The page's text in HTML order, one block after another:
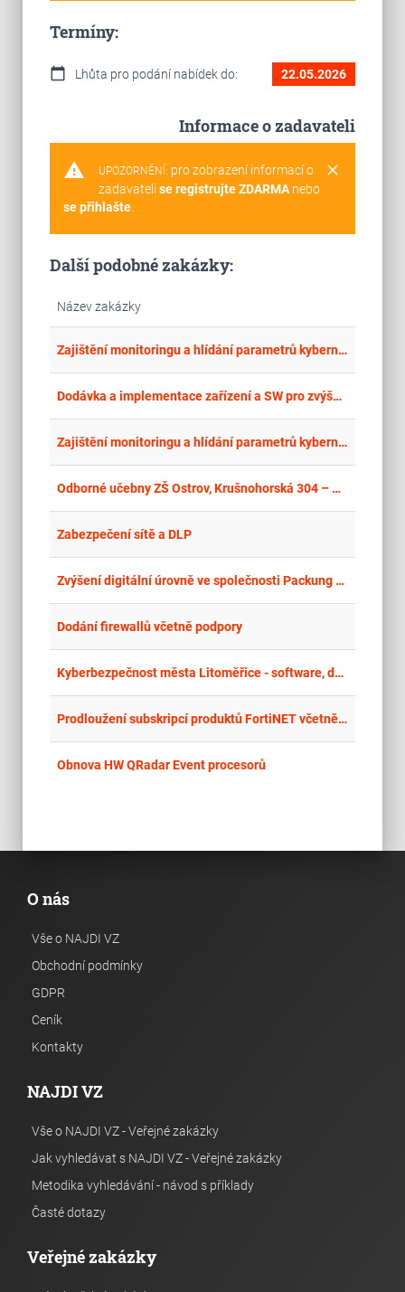
Termíny:
calendar_today Lhůta pro podání nabídek do: 22.05.2026
Informace o zadavateli
warning clear
UPOZORNĚNÍ: pro zobrazení informací o
zadavateli se registrujte ZDARMAnebo
se přihlašte.
Další podobné zakázky:
Název zakázky
Zajištění monitoringu a hlídání parametrů kybernetické bezpečnosti
Dodávka a implementace zařízení a SW pro zvýšení kyber-netické bezpečnosti společnosti GW Train Regio a.s.
Zajištění monitoringu a hlídání parametrů kybernetické bezpečnosti
Odborné učebny ZŠ Ostrov, Krušnohorská 304 – Konektivita školy
Zabezpečení sítě a DLP
Zvýšení digitální úrovně ve společnosti Packung s.r.o.
Dodání firewallů včetně podpory
Kyberbezpečnost města Litoměřice - software, dokumentace a služby
Prodloužení subskripcí produktů FortiNET včetně zajištění technické podpory
Obnova HW QRadar Event procesorů
O nás
Vše o NAJDI VZ
Obchodní podmínky
GDPR
Ceník
Kontakty
NAJDI VZ
Vše o NAJDI VZ - Veřejné zakázky
Jak vyhledávat s NAJDI VZ - Veřejné zakázky
Metodika vyhledávání - návod s příklady
Časté dotazy
Veřejné zakázky